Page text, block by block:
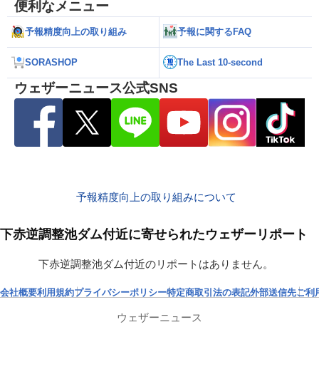
便利なメニュー
予報精度向上の取り組み 予報に関するFAQ
SORASHOP The Last 10-second
ウェザーニュース公式SNS
予報精度向上の取り組みについて
下赤逆調整池ダム付近に寄せられたウェザーリポート
下赤逆調整池ダム付近のリポートはありません。
会社概要利用規約プライバシーポリシー特定商取引法の表記外部送信先ご利
ウェザーニュース